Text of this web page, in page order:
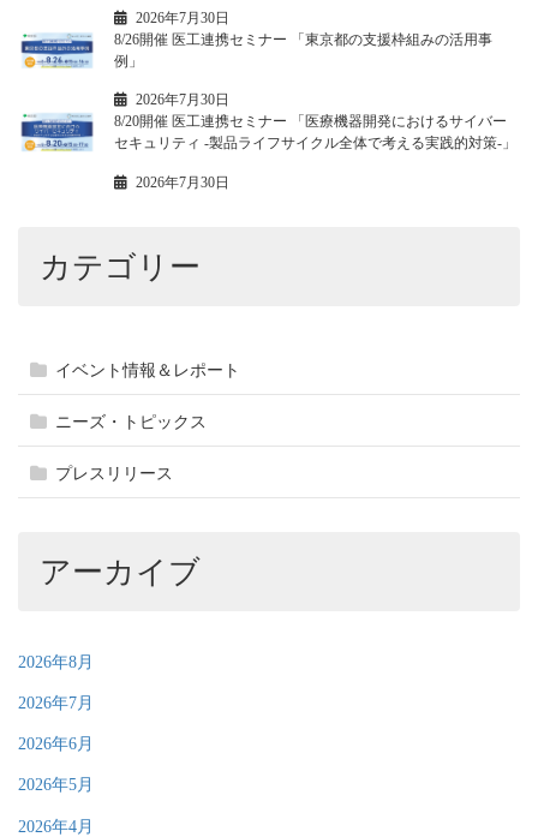
2026年7月30日
8/26開催 医工連携セミナー 「東京都の支援枠組みの活用事
例」
2026年7月30日
8/20開催 医工連携セミナー 「医療機器開発におけるサイバー
セキュリティ -製品ライフサイクル全体で考える実践的対策-」
2026年7月30日
カテゴリー
イベント情報＆レポート
ニーズ・トピックス
プレスリリース
アーカイブ
2026年8月
2026年7月
2026年6月
2026年5月
2026年4月